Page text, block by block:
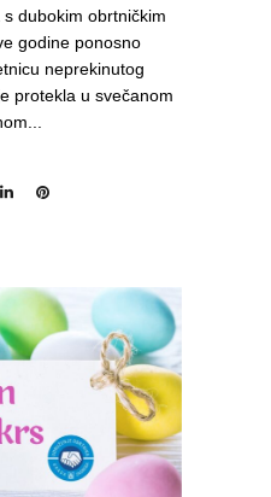
dubokim obrtničkim
godine ponosno
neprekinutog
protekla u svečanom